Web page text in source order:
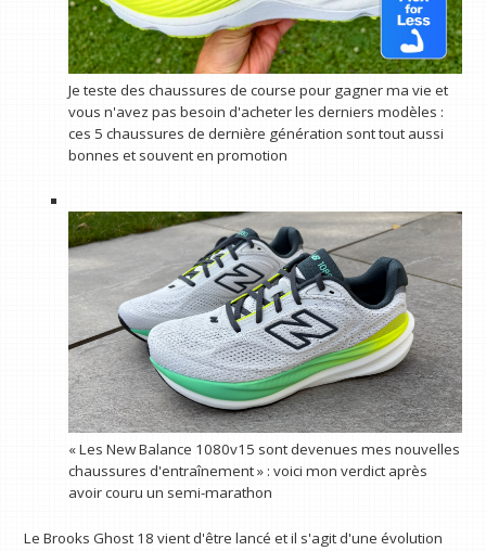
Je teste des chaussures de course pour gagner ma vie et
vous n'avez pas besoin d'acheter les derniers modèles :
ces 5 chaussures de dernière génération sont tout aussi
bonnes et souvent en promotion
« Les New Balance 1080v15 sont devenues mes nouvelles
chaussures d'entraînement » : voici mon verdict après
avoir couru un semi-marathon
Le Brooks Ghost 18 vient d'être lancé et il s'agit d'une évolution